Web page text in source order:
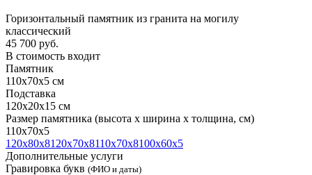
Горизонтальный памятник из гранита на могилу
классический
45 700 руб.
В стоимость входит
Памятник
110х70х5 см
Подставка
120х20х15 см
Размер памятника (высота х ширина х толщина, см)
110х70х5
120х80х8120х70х8110х70х8100х60х5
Дополнительные услуги
Гравировка букв (ФИО и даты)